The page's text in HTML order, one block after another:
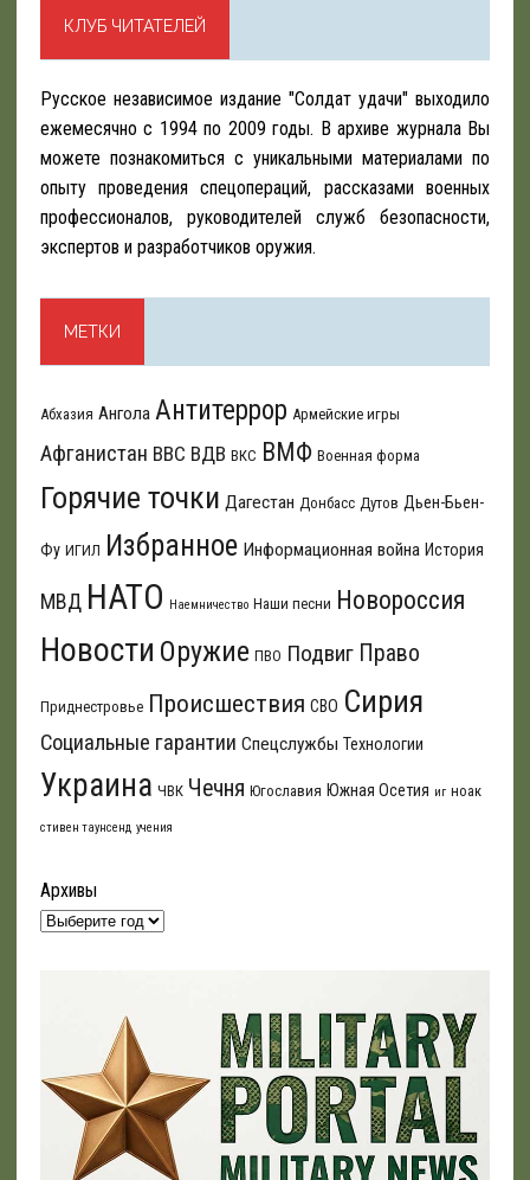
КЛУБ ЧИТАТЕЛЕЙ
Русское независимое издание "Солдат удачи" выходило
ежемесячно с 1994 по 2009 годы. В архиве журнала Вы
можете познакомиться с уникальными материалами по
опыту проведения спецопераций, рассказами военных
профессионалов, руководителей служб безопасности,
экспертов и разработчиков оружия.
МЕТКИ
Абхазия Ангола Антитеррор Армейские игры
Афганистан ВВС ВДВ ВКС ВМФ Военная форма
Горячие точки Дагестан Донбасс Дутов Дьен-Бьен-
Фу ИГИЛ Избранное Информационная война История
МВД НАТО Наемничество Наши песни Новороссия
Новости Оружие ПВО Подвиг Право
Приднестровье Происшествия СВО Сирия
Социальные гарантии Спецслужбы Технологии
Украина ЧВК Чечня Югославия Южная Осетия иг ноак
стивен таунсенд учения
Архивы